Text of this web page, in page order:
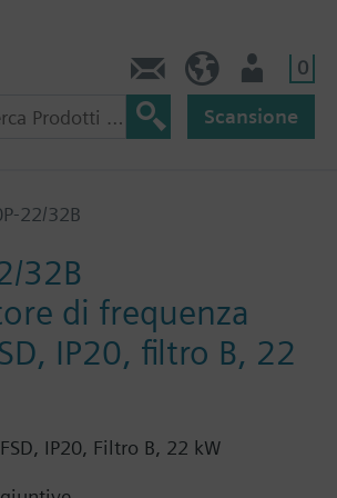
0
Scansione
22/32B
32B
di frequenza
IP20, filtro B, 22
IP20, Filtro B, 22 kW